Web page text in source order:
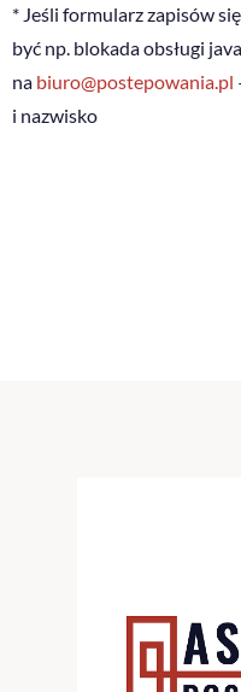
* Jeśli formularz zapisów
być np. blokada obsługi
na biuro@postepowania.pl
i nazwisko